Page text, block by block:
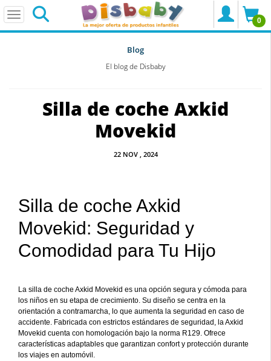
0
Blog
El blog de Disbaby
Silla de coche Axkid
Movekid
22 NOV, 2024
Silla de coche Axkid
Movekid: Seguridad y
Comodidad para Tu Hijo
La silla de coche Axkid Movekid es una opción segura y cómoda para
los niños en su etapa de crecimiento. Su diseño se centra en la
orientación a contramarcha, lo que aumenta la seguridad en caso de
accidente. Fabricada con estrictos estándares de seguridad, la Axkid
Movekid cuenta con homologación bajo la norma R129. Ofrece
características adaptables que garantizan confort y protección durante
los viajes en automóvil.